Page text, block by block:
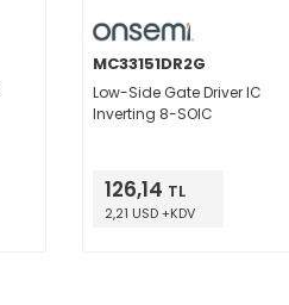
MC33151DR2G
Low-Side Gate Driver IC
Inverting 8-SOIC
126,14 TL
2,21 USD +KDV